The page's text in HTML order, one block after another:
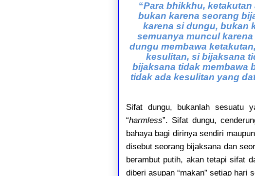
“Para bhikkhu,
bukan karena seorang
karena si dungu, bukan
semuanya muncul
dungu membawa
kesulitan, si bijaksana
bijaksana tidak membawa
tidak ada kesulitan yang
Sifat dungu, bukanlah sesuatu
“harmless”. Sifat dungu,
bahaya bagi dirinya sendiri
disebut seorang bijaksana dan
berambut putih, akan tetapi sifat
diberi asupan “makan” setiap hari